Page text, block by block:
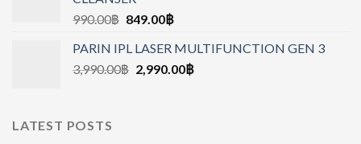
990.00฿ 849.00฿
PARIN IPL LASER MULTIFUNCTION GEN 3
3,990.00฿ 2,990.00฿
LATEST POSTS